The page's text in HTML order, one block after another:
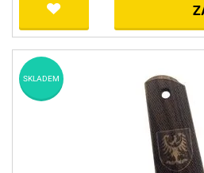
SKLADEM